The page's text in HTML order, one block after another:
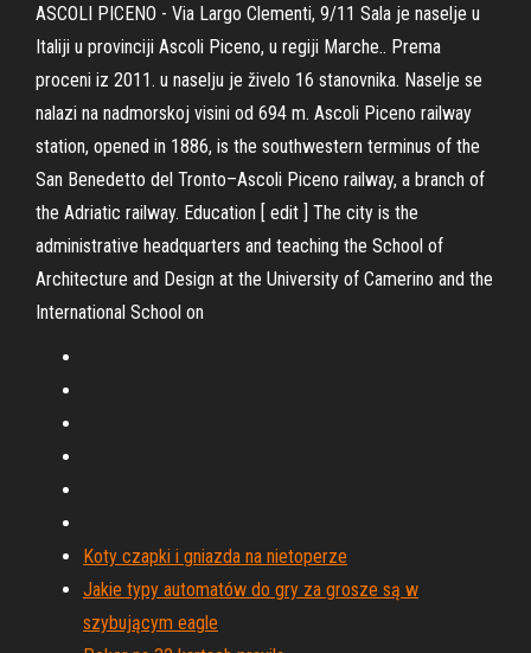
ASCOLI PICENO - Via Largo Clementi, 9/11 Sala je naselje u
Italiji u provinciji Ascoli Piceno, u regiji Marche.. Prema
proceni iz 2011. u naselju je živelo 16 stanovnika. Naselje se
nalazi na nadmorskoj visini od 694 m. Ascoli Piceno railway
station, opened in 1886, is the southwestern terminus of the
San Benedetto del Tronto–Ascoli Piceno railway, a branch of
the Adriatic railway. Education [ edit ] The city is the
administrative headquarters and teaching the School of
Architecture and Design at the University of Camerino and the
International School on
Koty czapki i gniazda na nietoperze
Jakie typy automatów do gry za grosze są w
szybującym eagle